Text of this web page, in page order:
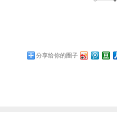
分享给你的圈子